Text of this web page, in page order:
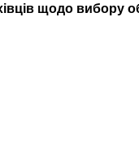
щодо вибору